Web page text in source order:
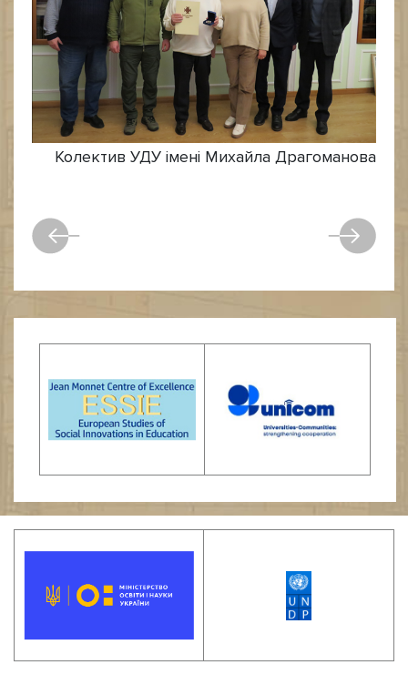
Колектив УДУ імені Михайла Драгоманова